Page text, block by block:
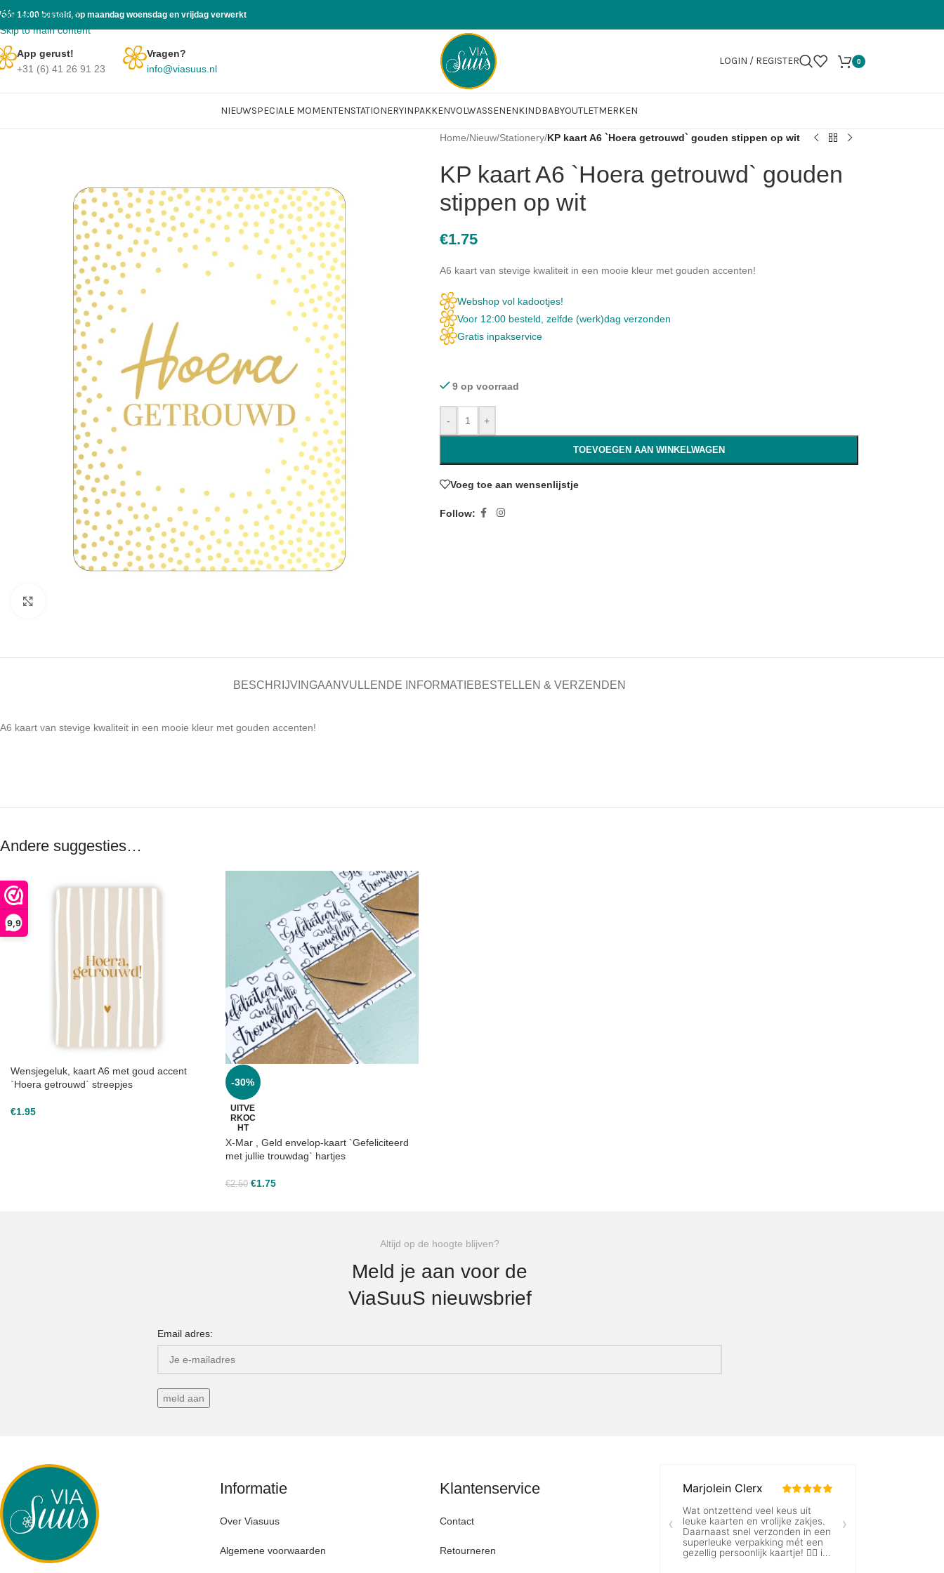
9,9
Skip to navigation
Skip to main content
14:00 besteld, op maandag woensdag en vrijdag verwerkt
App gerust!
+31 (6) 41 26 91 23
Vragen?
info@viasuus.nl
LOGIN / REGISTER 0
NIEUWSPECIALE MOMENTENSTATIONERYINPAKKENVOLWASSENENKINDBABYOUTLETMERKEN
Home/Nieuw/Stationery/KP kaart A6 `Hoera getrouwd` gouden stippen op wit
KP kaart A6 `Hoera getrouwd` gouden
stippen op wit
€1.75
A6 kaart van stevige kwaliteit in een mooie kleur met gouden accenten!
Webshop vol kadootjes!
Voor 12:00 besteld, zelfde (werk)dag verzonden
Gratis inpakservice
9 op voorraad
- +
TOEVOEGEN AAN WINKELWAGEN
Voeg toe aan wensenlijstje
Follow:
BESCHRIJVINGAANVULLENDE INFORMATIEBESTELLEN & VERZENDEN
A6 kaart van stevige kwaliteit in een mooie kleur met gouden accenten!
Andere suggesties…
Wensjegeluk, kaart A6 met goud accent
`Hoera getrouwd` streepjes
€1.95
-30%
UITVE
RKOC
HT
X-Mar , Geld envelop-kaart `Gefeliciteerd
met jullie trouwdag` hartjes
€2.50 €1.75
Altijd op de hoogte blijven?
Meld je aan voor de
ViaSuuS nieuwsbrief
Email adres:
Informatie
Over Viasuus
Algemene voorwaarden
Klantenservice
Contact
Retourneren